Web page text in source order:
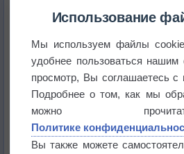
Приложение построит
Атмосфера начала
В Приморье обнаружены
Использование
Мы используем файлы
удобнее пользоваться
просмотр, Вы соглашаетесь с
Подробнее о том, как мы
можно
Политике
Вы также можете